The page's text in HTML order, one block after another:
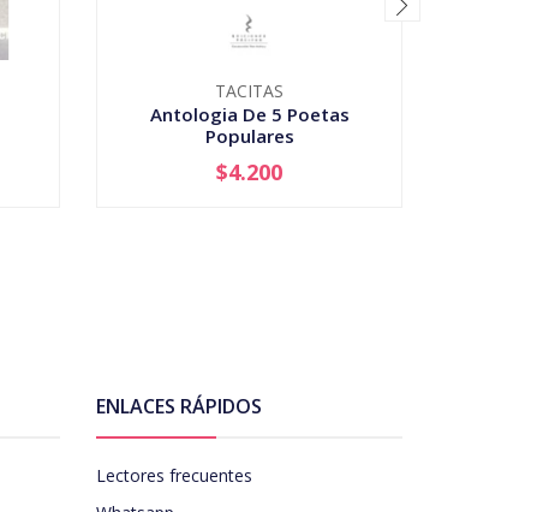
TACITAS
Antologia De 5 Poetas
Populares
AGOTADO
$4.200
ENLACES RÁPIDOS
Lectores frecuentes